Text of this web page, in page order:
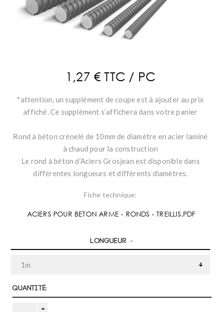
1,27 € TTC / PC
*attention, un supplément de coupe est à ajouter au prix
affiché. Ce supplément s’affichera dans votre panier
Rond à béton crénelé de 10mm de diamètre en acier laminé
à chaud pour la construction
Le rond à béton d’Aciers Grosjean est disponible dans
différentes longueurs et différents diamètres.
Fiche technique:
ACIERS POUR BETON ARME - RONDS - TREILLIS.PDF
Longueur *
Quantité: